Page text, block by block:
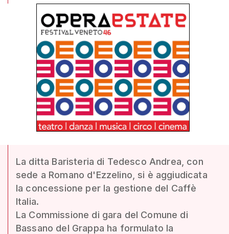
La ditta Baristeria di Tedesco Andrea, con
sede a Romano d'Ezzelino, si è aggiudicata
la concessione per la gestione del Caffè
Italia.
La Commissione di gara del Comune di
Bassano del Grappa ha formulato la